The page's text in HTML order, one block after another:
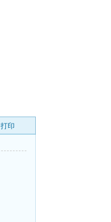
打印